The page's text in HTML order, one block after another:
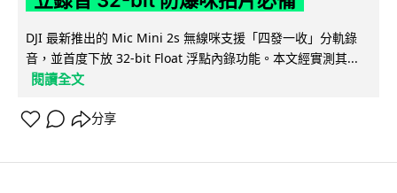
DJI 最新推出的 Mic Mini 2s 無線咪支援「四發一收」分軌錄
音，並首度下放 32-bit Float 浮點內錄功能。本文經實測其...
閱讀全文
分享